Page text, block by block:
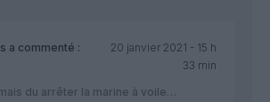
a commenté :
20 janvier 2021 - 15 h
33 min
du arrêter la marine à voile…